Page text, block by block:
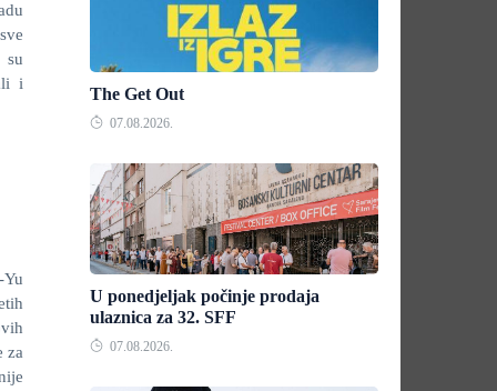
su
i
za
The Get Out
07.08.2026.
U ponedjeljak počinje prodaja
ulaznica za 32. SFF
07.08.2026.